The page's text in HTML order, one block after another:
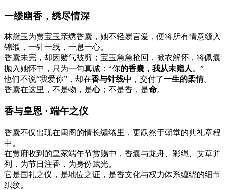
一缕幽香，绣尽情深
林黛玉为贾宝玉亲绣香囊，她不轻易言爱，便将所有情意缝入
锦缎，一针一线，一息一心。
香囊未完，却因赌气被剪；宝玉急急抢回，掀衣解怀，将佩囊
抛入她怀中，只为一句真诚：“你的香囊，我从未赠人 。”
他们不说“我爱你”，却在香与针线中，交付了一生的柔情。
香囊在这里，不是物，是心；不是香，是命。
香与皇恩 · 端午之仪
香囊不仅出现在闺阁的情长缱绻里，更跃然于朝堂的典礼章程
中。
在贾府收到的皇家端午节赏赐中，香囊与龙舟、彩绳、艾草并
列，为节日注香，为身份赋光。
它是国礼之仪，是地位之证，是香文化与权力体系缠绕的细节
织纹。